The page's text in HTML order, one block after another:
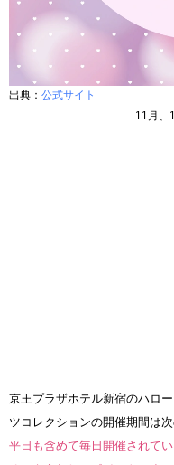
出典： 公式サイト
11月、
京王プラザホテル新宿のハロ
ツコレクションの開催期間は次
平日も含めて毎日開催されて